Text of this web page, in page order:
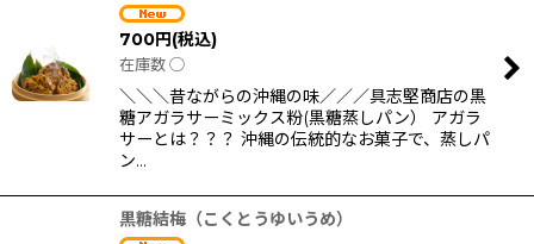
700円(税込)
在庫数 ◯
＼＼＼昔ながらの沖縄の味／／／具志堅商店の黒
糖アガラサーミックス粉(黒糖蒸しパン） アガラ
サーとは？？？ 沖縄の伝統的なお菓子で、蒸しパ
ン…
黒糖結梅（こくとうゆいうめ）